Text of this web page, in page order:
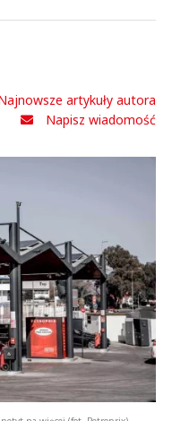
artykuły autora
Napisz wiadomość